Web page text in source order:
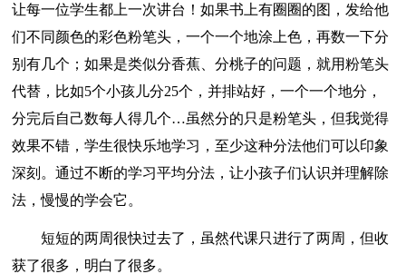
让每一位学生都上一次讲台！如果书上有圈圈的图，发给他
们不同颜色的彩色粉笔头，一个一个地涂上色，再数一下分
别有几个；如果是类似分香蕉、分桃子的问题，就用粉笔头
代替，比如5个小孩儿分25个，并排站好，一个一个地分，
分完后自己数每人得几个…虽然分的只是粉笔头，但我觉得
效果不错，学生很快乐地学习，至少这种分法他们可以印象
深刻。通过不断的学习平均分法，让小孩子们认识并理解除
法，慢慢的学会它。
短短的两周很快过去了，虽然代课只进行了两周，但收
获了很多，明白了很多。